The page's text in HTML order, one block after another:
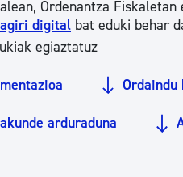
Ordenantza
digital bat eduki behar
egiaztatuz
Ordaindu
arduraduna